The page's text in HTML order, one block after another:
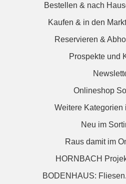
Bestellen & nach
Kaufen & in den
Reservieren &
Prospekte und
Onlineshop
Weitere Kategorien
Neu im
Raus damit im
HORNBACH
BODENHAUS: